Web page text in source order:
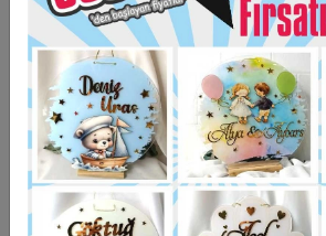
6*6 CM EBADINDIR
ARKASI MIKNATISLIDIR
KİŞİYE ÖZEL HAZIRLANMAKTADIR.
Taksit Seçenekleri
Garanti Ve Teslimat